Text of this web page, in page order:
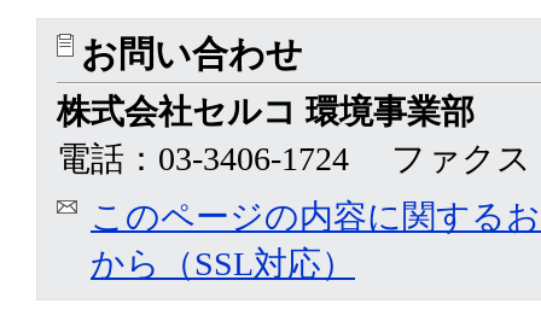
お問い合わせ
株式会社セルコ 環境事業部
電話：03-3406-1724 ファクス
このページの内容に関する
から（SSL対応）